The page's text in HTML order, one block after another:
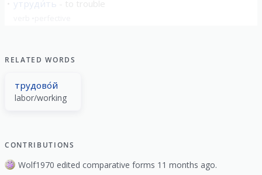
утруди́ть
RELATED WORDS
трудово́й
labor/working
CONTRIBUTIONS
Wolf1970 edited comparative forms 11 months ago.